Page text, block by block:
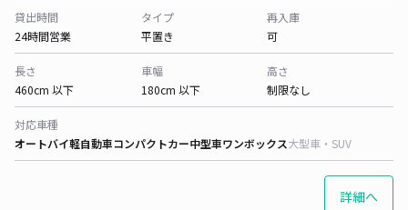
貸出時間
24時間営業
タイプ
平置き
再入庫
可
長さ
460cm 以下
車幅
180cm 以下
高さ
制限なし
対応車種
オートバイ軽自動車コンパクトカー中型車ワンボックス大型車・SUV
詳細へ